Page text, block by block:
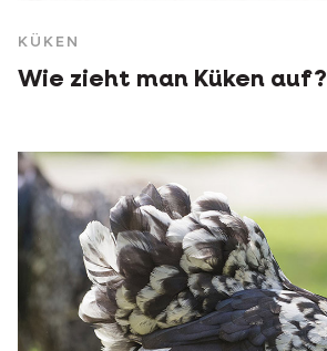
KÜKEN
Wie zieht man Küken auf?